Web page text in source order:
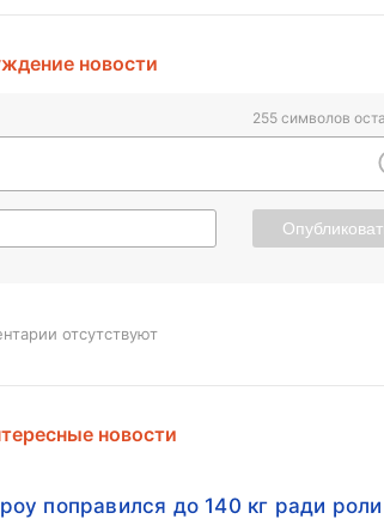
новости
255 символов
отсутствуют
новости
поправился до 140 кг ради роли